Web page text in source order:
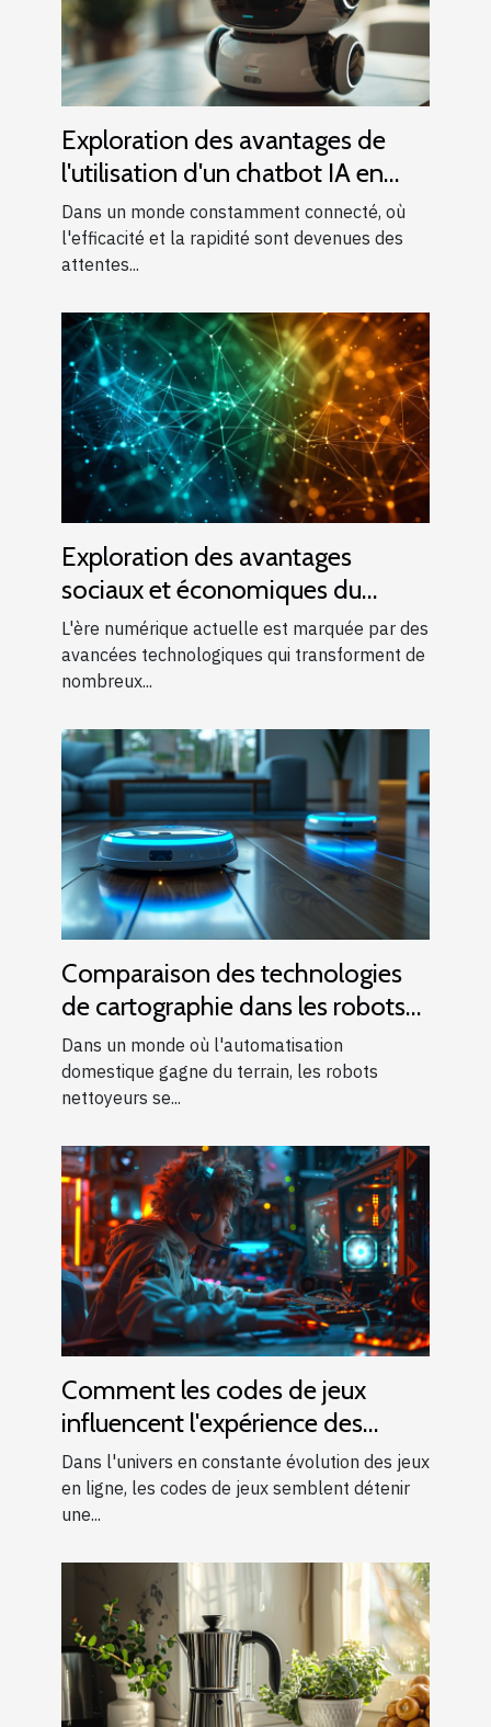
Exploration des avantages de
l'utilisation d'un chatbot IA en
français
Dans un monde constamment connecté, où
l'efficacité et la rapidité sont devenues des
attentes...
Exploration des avantages
sociaux et économiques du
machine learning
L'ère numérique actuelle est marquée par des
avancées technologiques qui transforment de
nombreux...
Comparaison des technologies
de cartographie dans les robots
nettoyeurs
Dans un monde où l'automatisation
domestique gagne du terrain, les robots
nettoyeurs se...
Comment les codes de jeux
influencent l'expérience des
joueurs en ligne
Dans l'univers en constante évolution des jeux
en ligne, les codes de jeux semblent détenir
une...